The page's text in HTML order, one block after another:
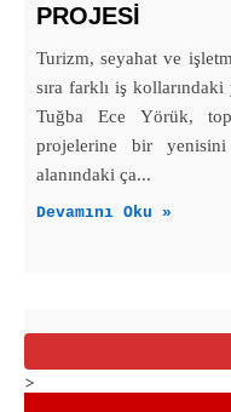
PROJESİ
Turizm, seyahat ve
sıra farklı iş kollarındaki
Tuğba Ece Yörük,
projelerine bir
alanındaki ça...
Devamını Oku »
>